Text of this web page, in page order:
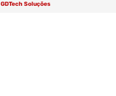
GDTech Soluções